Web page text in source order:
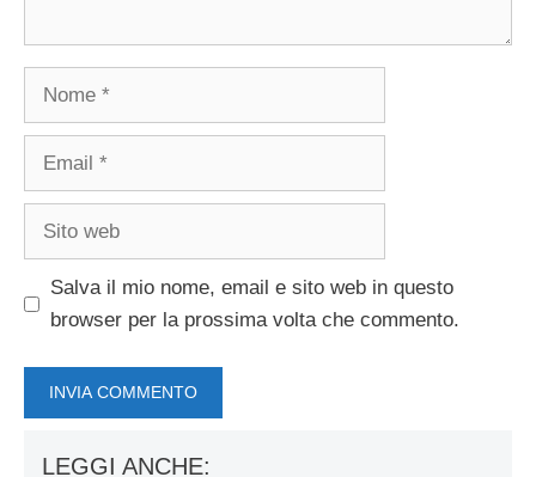
Nome
Email
Sito
Salva il mio nome, email e sito web in questo
browser per la prossima volta che commento.
LEGGI ANCHE: